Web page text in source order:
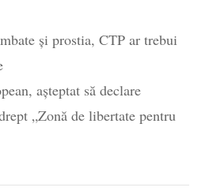
și prostia, CTP ar trebui
așteptat să declare
„Zonă de libertate pentru